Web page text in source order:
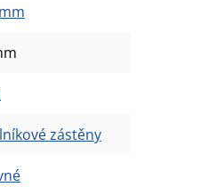
zástěny